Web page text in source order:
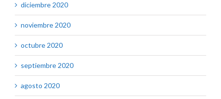
diciembre 2020
noviembre 2020
octubre 2020
septiembre 2020
agosto 2020